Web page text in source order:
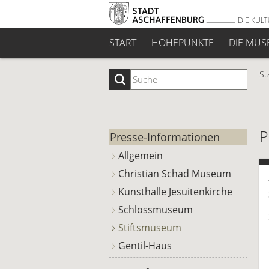
START HÖHEPUNKTE DIE
Presse-Informationen
Allgemein
Christian Schad Museum
Kunsthalle Jesuitenkirche
Schlossmuseum
Stiftsmuseum
Gentil-Haus